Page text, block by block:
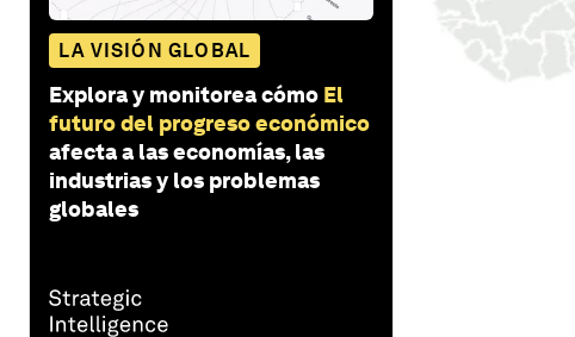
LA VISIÓN GLOBAL
Explora y monitorea cómo El
futuro del progreso económico
afecta a las economías, las
industrias y los problemas
globales